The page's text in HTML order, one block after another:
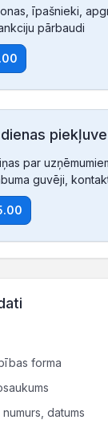
īpašnieki,
pārbaudi
piekļuve
par
guvēji,
forma
datums